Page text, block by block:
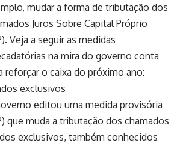
mudar a forma de tributação dos
Juros Sobre Capital Próprio
Veja a seguir as medidas
na mira do governo conta
reforçar o caixa do próximo ano:
exclusivos
editou uma medida provisória
que muda a tributação dos chamados
exclusivos, também conhecidos